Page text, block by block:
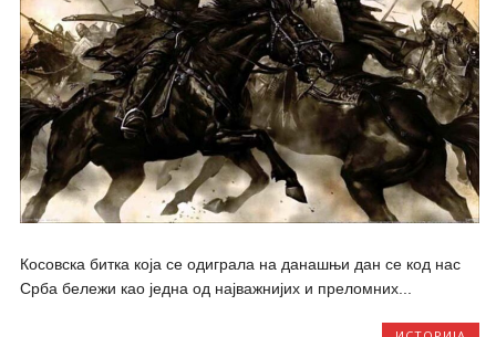
Косовска битка која се одиграла на данашњи дан се код нас
Срба бележи као једна од најважнијих и преломних...